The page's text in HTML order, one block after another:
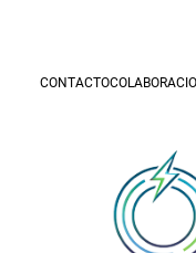
CONTACTO